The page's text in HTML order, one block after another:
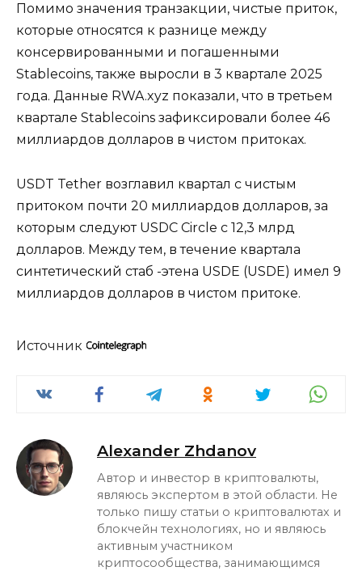
Помимо значения транзакции, чистые приток,
которые относятся к разнице между
консервированными и погашенными
Stablecoins, также выросли в 3 квартале 2025
года. Данные RWA.xyz показали, что в третьем
квартале Stablecoins зафиксировали более 46
миллиардов долларов в чистом притоках.
USDT Tether возглавил квартал с чистым
притоком почти 20 миллиардов долларов, за
которым следуют USDC Circle с 12,3 млрд
долларов. Между тем, в течение квартала
синтетический стаб -этена USDE (USDE) имел 9
миллиардов долларов в чистом притоке.
Источник
Alexander Zhdanov
Автор и инвестор в криптовалюты,
являюсь экспертом в этой области. Не
только пишу статьи о криптовалютах и
блокчейн технологиях, но и являюсь
активным участником
криптосообщества, занимающимся